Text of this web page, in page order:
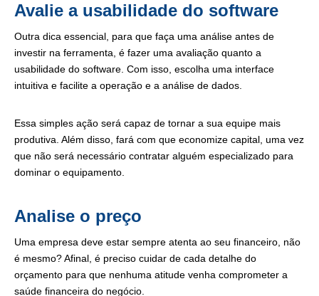
Avalie a usabilidade do software
Outra dica essencial, para que faça uma análise antes de
investir na ferramenta, é fazer uma avaliação quanto a
usabilidade do software. Com isso, escolha uma interface
intuitiva e facilite a operação e a análise de dados.
Essa simples ação será capaz de tornar a sua equipe mais
produtiva. Além disso, fará com que economize capital, uma vez
que não será necessário contratar alguém especializado para
dominar o equipamento.
Analise o preço
Uma empresa deve estar sempre atenta ao seu financeiro, não
é mesmo? Afinal, é preciso cuidar de cada detalhe do
orçamento para que nenhuma atitude venha comprometer a
saúde financeira do negócio.